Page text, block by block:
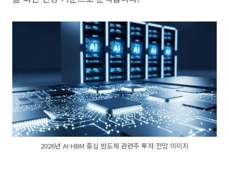
2026년 AI·HBM 중심 반도체 관련주 투자 전망 이미지